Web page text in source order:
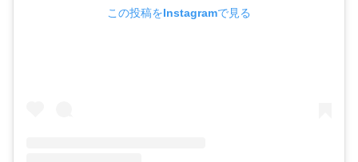
この投稿をInstagramで見る